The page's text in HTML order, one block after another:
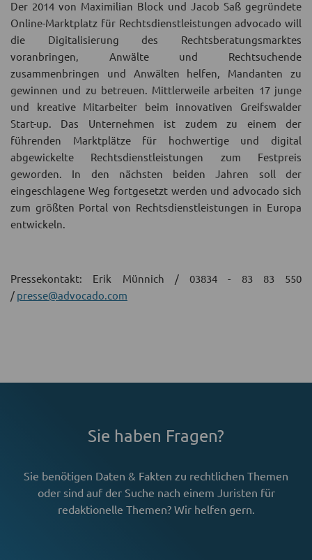
Der 2014 von Maximilian Block und Jacob Saß gegründete
Online-Marktplatz für Rechtsdienstleistungen advocado will
die Digitalisierung des Rechtsberatungsmarktes
voranbringen, Anwälte und Rechtsuchende
zusammenbringen und Anwälten helfen, Mandanten zu
gewinnen und zu betreuen. Mittlerweile arbeiten 17 junge
und kreative Mitarbeiter beim innovativen Greifswalder
Start-up. Das Unternehmen ist zudem zu einem der
führenden Marktplätze für hochwertige und digital
abgewickelte Rechtsdienstleistungen zum Festpreis
geworden. In den nächsten beiden Jahren soll der
eingeschlagene Weg fortgesetzt werden und advocado sich
zum größten Portal von Rechtsdienstleistungen in Europa
entwickeln.
Pressekontakt: Erik Münnich / 03834 - 83 83 550
/ presse@advocado.com
Sie haben Fragen?
Sie benötigen Daten & Fakten zu rechtlichen Themen
oder sind auf derSuche nach einem Juristen für
redaktionelle Themen?Wir helfen gern.